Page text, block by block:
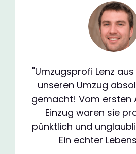
"Umzugsprofi Lenz
unseren Umzug
gemacht! Vom ersten
Einzug waren sie
pünktlich und
Ein echter